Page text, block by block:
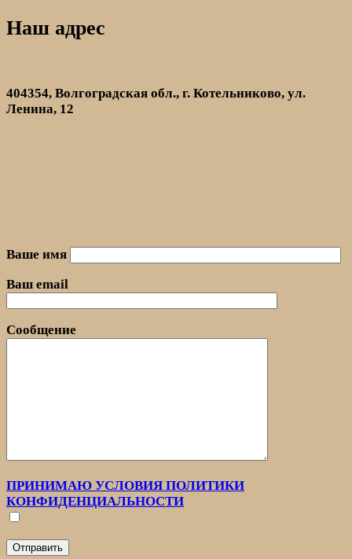
Наш адрес
404354, Волгоградская обл., г. Котельниково, ул.
Ленина, 12
Ваше имя
Ваш email
Сообщение
ПРИНИМАЮ УСЛОВИЯ ПОЛИТИКИ
КОНФИДЕНЦИАЛЬНОСТИ